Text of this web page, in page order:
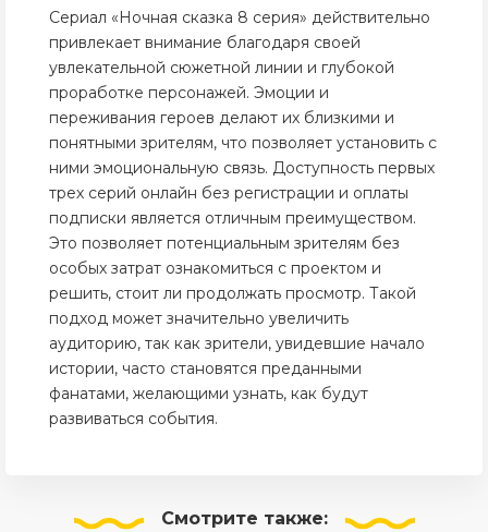
Сериал «Ночная сказка 8 серия» действительно
привлекает внимание благодаря своей
увлекательной сюжетной линии и глубокой
проработке персонажей. Эмоции и
переживания героев делают их близкими и
понятными зрителям, что позволяет установить с
ними эмоциональную связь. Доступность первых
трех серий онлайн без регистрации и оплаты
подписки является отличным преимуществом.
Это позволяет потенциальным зрителям без
особых затрат ознакомиться с проектом и
решить, стоит ли продолжать просмотр. Такой
подход может значительно увеличить
аудиторию, так как зрители, увидевшие начало
истории, часто становятся преданными
фанатами, желающими узнать, как будут
развиваться события.
Смотрите также: